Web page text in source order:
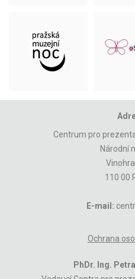
Centrum pro
Národní
110 00
E-mail:
Ochrana
PhDr. Ing.